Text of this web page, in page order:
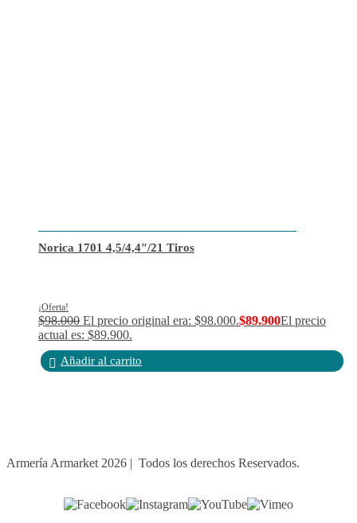
Norica 1701 4,5/4,4″/21 Tiros
¡Oferta!
$98.000 El precio original era: $98.000.$89.900El precio
actual es: $89.900.
Añadir al carrito
Armería Armarket 2026 | Todos los derechos Reservados.